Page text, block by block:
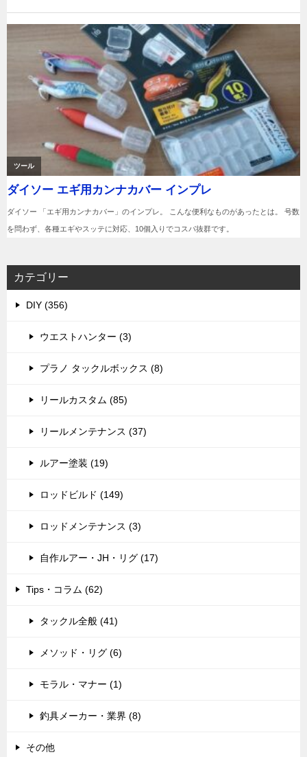
カテゴリー
DIY (356)
ウエストハンター (3)
プラノ タックルボックス (8)
リールカスタム (85)
リールメンテナンス (37)
ルアー塗装 (19)
ロッドビルド (149)
ロッドメンテナンス (3)
自作ルアー・JH・リグ (17)
Tips・コラム (62)
タックル全般 (41)
メソッド・リグ (6)
モラル・マナー (1)
釣具メーカー・業界 (8)
その他